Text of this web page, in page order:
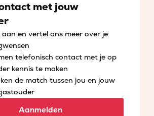
met jouw
aan en vertel ons meer over je
telefonisch contact met je op
kennis te maken
de match tussen jou en jouw
Aanmelden